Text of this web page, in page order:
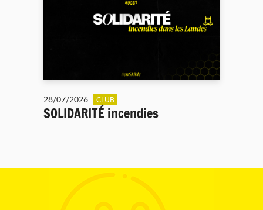
28/07/2026 CLUB
SOLIDARITÉ incendies